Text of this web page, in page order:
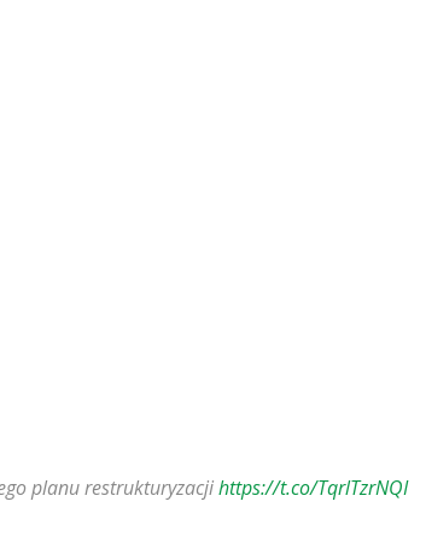
planu restrukturyzacjihttps://t.co/TqrlTzrNQI